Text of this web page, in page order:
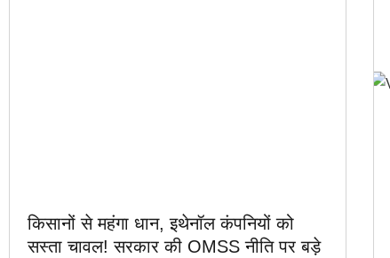
किसानों से महंगा धान, इथेनॉल कंपनियों को
सस्ता चावल! सरकार की OMSS नीति पर बड़े